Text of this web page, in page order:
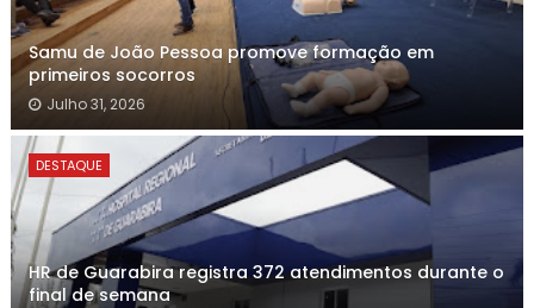
Samu de João Pessoa promove formação em
primeiros socorros
Julho 31, 2026
DESTAQUE
HR de Guarabira registra 372 atendimentos durante o
final de semana